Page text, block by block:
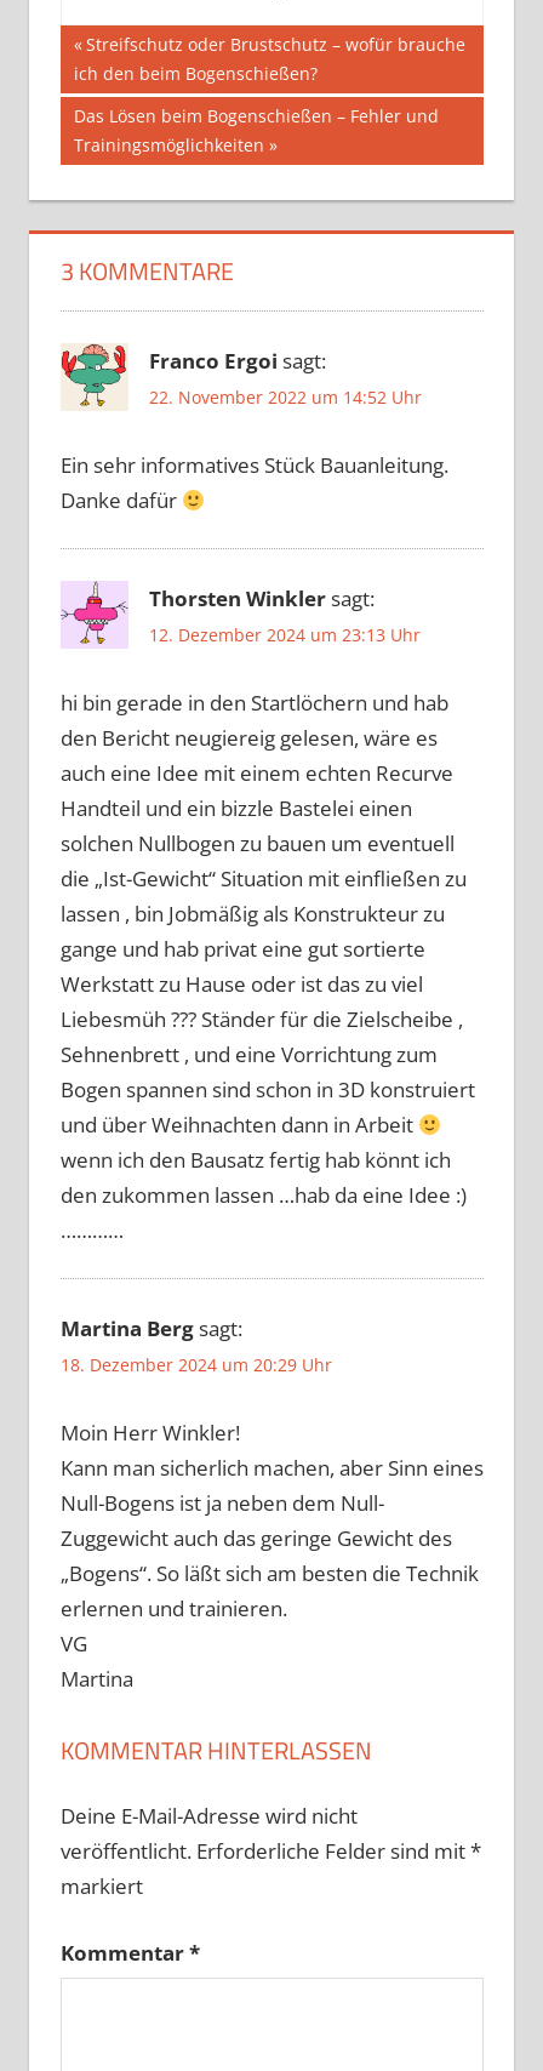
Beitragsnavigation
Vorheriger
Beitrag:
Streifschutz oder Brustschutz – wofür brauche
ich den beim Bogenschießen?
Nächster
Beitrag:
Das Lösen beim Bogenschießen – Fehler und
Trainingsmöglichkeiten
3 KOMMENTARE
Franco Ergoi sagt:
22. November 2022 um 14:52 Uhr
Ein sehr informatives Stück Bauanleitung.
Danke dafür
Thorsten Winklersagt:
12. Dezember 2024 um 23:13 Uhr
hi bin gerade in den Startlöchern und hab
den Bericht neugiereig gelesen, wäre es
auch eine Idee mit einem echten Recurve
Handteil und ein bizzle Bastelei einen
solchen Nullbogen zu bauen um eventuell
die „Ist-Gewicht“ Situation mit einfließen zu
lassen , bin Jobmäßig als Konstrukteur zu
gange und hab privat eine gut sortierte
Werkstatt zu Hause oder ist das zu viel
Liebesmüh ??? Ständer für die Zielscheibe ,
Sehnenbrett , und eine Vorrichtung zum
Bogen spannen sind schon in 3D konstruiert
und über Weihnachten dann in Arbeit
wenn ich den Bausatz fertig hab könnt ich
den zukommen lassen …hab da eine Idee :)
…………
Martina Bergsagt:
18. Dezember 2024 um 20:29 Uhr
Moin Herr Winkler!
Kann man sicherlich machen, aber Sinn eines
Null-Bogens ist ja neben dem Null-
Zuggewicht auch das geringe Gewicht des
„Bogens“. So läßt sich am besten die Technik
erlernen und trainieren.
VG
Martina
KOMMENTAR HINTERLASSEN
Deine E-Mail-Adresse wird nicht
veröffentlicht. Erforderliche Felder sind mit*
markiert
Kommentar*